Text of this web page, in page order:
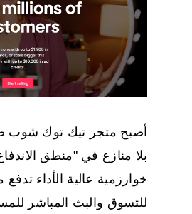
أصبح متجر تيك توك شوب صاحب
بلا منازع في "منطق الاندفاع".
خوارزمية عالية الأداء تدفع
للتسوق والبث المباشر